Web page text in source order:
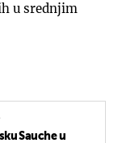
u srednjim
Sauche u